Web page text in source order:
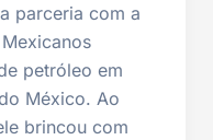
parceria com a
petróleo em
México. Ao
brincou com